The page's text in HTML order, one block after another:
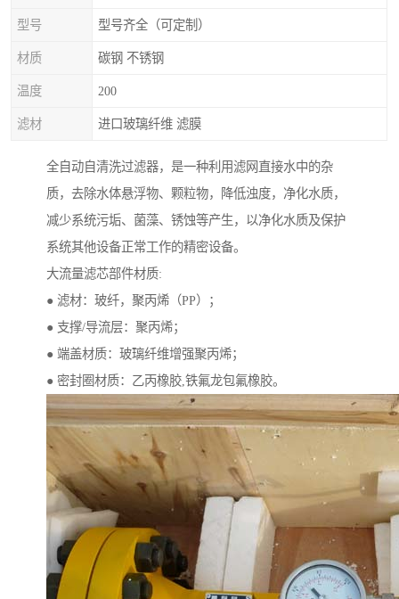
型号 型号齐全（可定制）
材质 碳钢 不锈钢
温度 200
滤材 进口玻璃纤维 滤膜
全自动自清洗过滤器，是一种利用滤网直接水中的杂
质，去除水体悬浮物、颗粒物，降低浊度，净化水质，
减少系统污垢、菌藻、锈蚀等产生，以净化水质及保护
系统其他设备正常工作的精密设备。
大流量滤芯部件材质:
● 滤材：玻纤，聚丙烯（PP）；
● 支撑/导流层：聚丙烯；
● 端盖材质：玻璃纤维增强聚丙烯；
● 密封圈材质：乙丙橡胶,铁氟龙包氟橡胶。